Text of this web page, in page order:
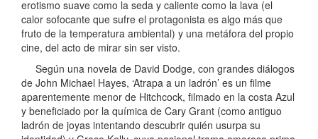
erotismo suave como la seda y caliente como la lava (el
calor sofocante que sufre el protagonista es algo más que
fruto de la temperatura ambiental) y una metáfora del propio
cine, del acto de mirar sin ser visto.
Según una novela de David Dodge, con grandes diálogos
de John Michael Hayes, ‘Atrapa a un ladrón’ es un filme
aparentemente menor de Hitchcock, filmado en la costa Azul
y beneficiado por la química de Cary Grant (como antiguo
ladrón de joyas intentando descubrir quién usurpa su